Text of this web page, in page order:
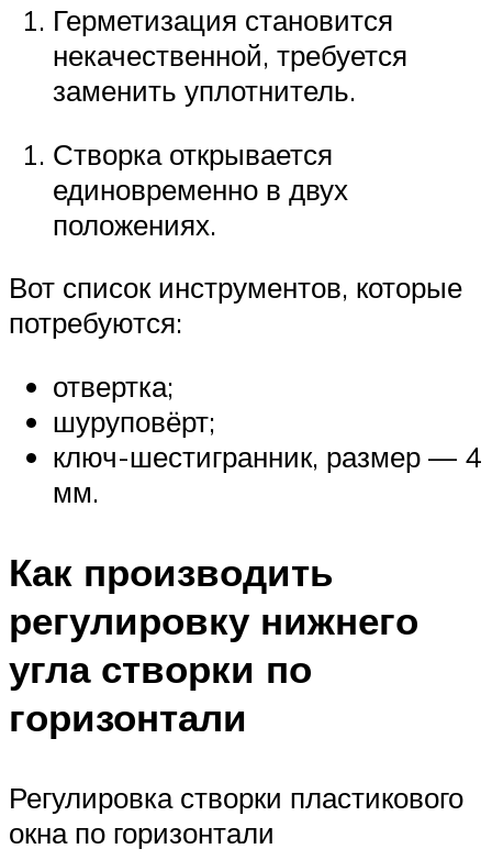
Герметизация становится
некачественной, требуется
заменить уплотнитель.
Створка открывается
единовременно в двух
положениях.
Вот список инструментов, которые
потребуются:
отвертка;
шуруповёрт;
ключ-шестигранник, размер — 4
мм.
Как производить
регулировку нижнего
угла створки по
горизонтали
Регулировка створки пластикового
окна по горизонтали